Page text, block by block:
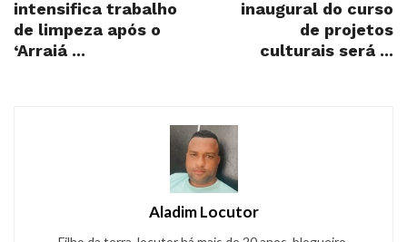
intensifica trabalho
de limpeza após o
‘Arraiá ...
inaugural do curso
de projetos
culturais será ...
Aladim Locutor